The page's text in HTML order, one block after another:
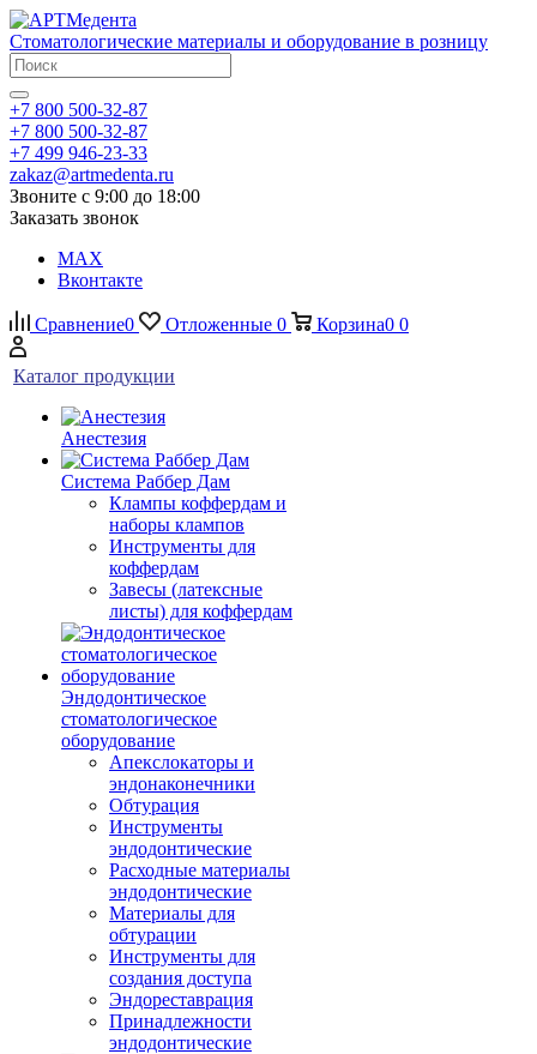
Стоматологические материалы и оборудование в розницу
+7 800 500-32-87
+7 800 500-32-87
+7 499 946-23-33
zakaz@artmedenta.ru
Звоните с 9:00 до 18:00
Заказать звонок
MAX
Вконтакте
Сравнение0 Отложенные 0 Корзина0 0
Каталог продукции
Анестезия
Система Раббер Дам
Клампы коффердам и
наборы клампов
Инструменты для
коффердам
Завесы (латексные
листы) для коффердам
Эндодонтическое
стоматологическое
оборудование
Апекслокаторы и
эндонаконечники
Обтурация
Инструменты
эндодонтические
Расходные материалы
эндодонтические
Материалы для
обтурации
Инструменты для
создания доступа
Эндореставрация
Принадлежности
эндодонтические